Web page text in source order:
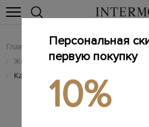
Главная Женщинам / Женская
/ Женский трикотаж
/ Кашемировый кардиган из
Персональная
первую покупку
10%